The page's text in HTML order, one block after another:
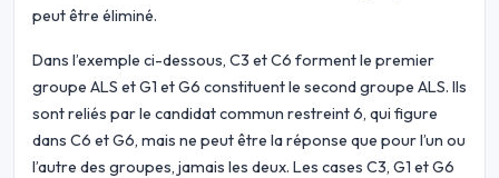
peut être éliminé.
Dans l’exemple ci-dessous, C3 et C6 forment le premier
groupe ALS et G1 et G6 constituent le second groupe ALS. Ils
sont reliés par le candidat commun restreint 6, qui figure
dans C6 et G6, mais ne peut être la réponse que pour l’un ou
l’autre des groupes, jamais les deux. Les cases C3, G1 et G6